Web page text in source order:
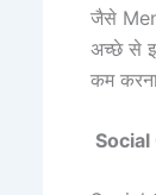
जैसे
अच्छे से
कम
Social